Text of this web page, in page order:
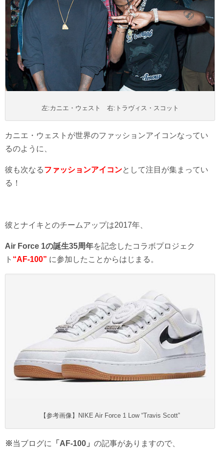
左:カニエ・ウェスト 右:トラヴィス・スコット
カニエ・ウェストが世界のファッションアイコンなってい
るのように、
彼も次なるファッションアイコンとして注目が集まってい
る！
彼とナイキとのチームアップは2017年、
Air Force 1の誕生35周年を記念したコラボプロジェク
ト “AF-100” に参加したことからはじまる。
【参考画像】NIKE Air Force 1 Low “Travis Scott”
※当ブログに 「AF-100」 の記事がありますので、